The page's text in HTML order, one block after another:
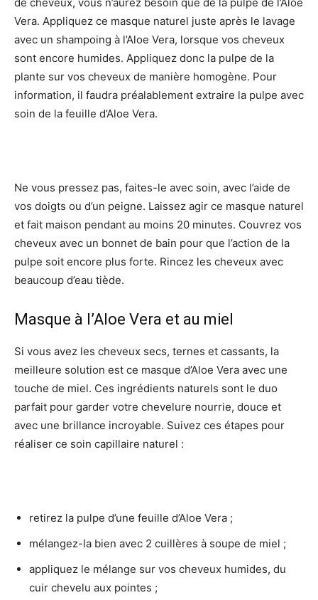
de cheveux, vous n’aurez besoin que de la pulpe de l’Aloe
Vera. Appliquez ce masque naturel juste après le lavage
avec un shampoing à l’Aloe Vera, lorsque vos cheveux
sont encore humides. Appliquez donc la pulpe de la
plante sur vos cheveux de manière homogène. Pour
information, il faudra préalablement extraire la pulpe avec
soin de la feuille d’Aloe Vera.
Ne vous pressez pas, faites-le avec soin, avec l’aide de
vos doigts ou d’un peigne. Laissez agir ce masque naturel
et fait maison pendant au moins 20 minutes. Couvrez vos
cheveux avec un bonnet de bain pour que l’action de la
pulpe soit encore plus forte. Rincez les cheveux avec
beaucoup d’eau tiède.
Masque à l’Aloe Vera et au miel
Si vous avez les cheveux secs, ternes et cassants, la
meilleure solution est ce masque d’Aloe Vera avec une
touche de miel. Ces ingrédients naturels sont le duo
parfait pour garder votre chevelure nourrie, douce et
avec une brillance incroyable. Suivez ces étapes pour
réaliser ce soin capillaire naturel :
retirez la pulpe d’une feuille d’Aloe Vera ;
mélangez-la bien avec 2 cuillères à soupe de miel ;
appliquez le mélange sur vos cheveux humides, du
cuir chevelu aux pointes ;